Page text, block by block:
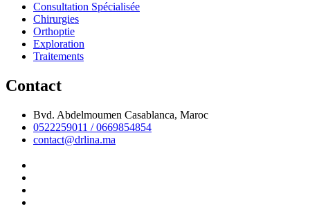
Consultation Spécialisée
Chirurgies
Orthoptie
Exploration
Traitements
Contact
Bvd. Abdelmoumen Casablanca, Maroc
0522259011 / 0669854854
contact@drlina.ma